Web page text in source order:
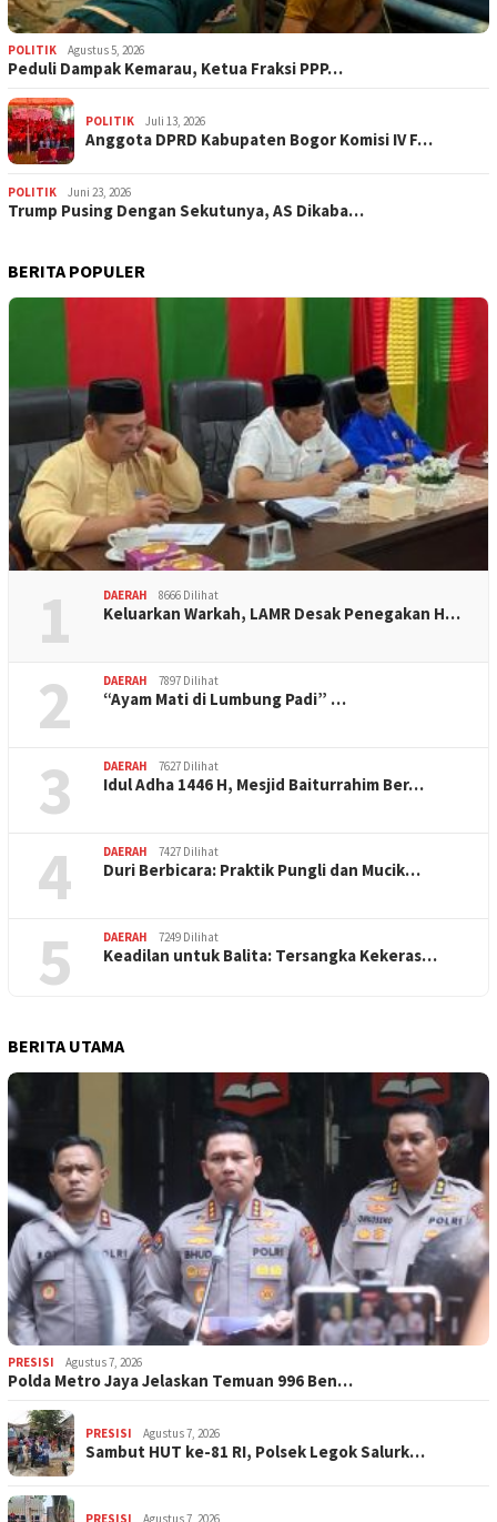
POLITIK Agustus 5, 2026
‎Peduli Dampak Kemarau, Ketua Fraksi PPP…
POLITIK Juli 13, 2026
Anggota DPRD Kabupaten Bogor Komisi IV F…
POLITIK Juni 23, 2026
Trump Pusing Dengan Sekutunya, AS Dikaba…
BERITA POPULER
1 DAERAH 8666 Dilihat
Keluarkan Warkah, LAMR Desak Penegakan H…
2 DAERAH 7897 Dilihat
“Ayam Mati di Lumbung Padi” …
3 DAERAH 7627 Dilihat
Idul Adha 1446 H, Mesjid Baiturrahim Ber…
4 DAERAH 7427 Dilihat
Duri Berbicara: Praktik Pungli dan Mucik…
5 DAERAH 7249 Dilihat
Keadilan untuk Balita: Tersangka Kekeras…
BERITA UTAMA
PRESISI Agustus 7, 2026
Polda Metro Jaya Jelaskan Temuan 996 Ben…
PRESISI Agustus 7, 2026
Sambut HUT ke-81 RI, Polsek Legok Salurk…
PRESISI Agustus 7, 2026